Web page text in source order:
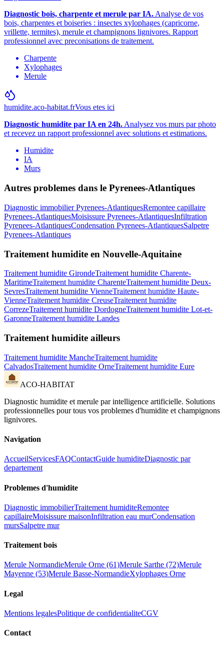
Diagnostic bois, charpente et merule par IA.Analyse de vos
bois, charpentes et boiseries : insectes xylophages (capricorne,
vrillette, termites), merule et champignons lignivores. Rapport
professionnel avec preconisations de traitement.
Charpente
Xylophages
Merule
humidite.aco-habitat.frVous etes ici
Diagnostic humidite par IA en 24h.Analysez vos murs par photo
et recevez un rapport professionnel avec solutions et estimations.
Humidite
IA
Murs
Autres problemes dans le Pyrenees-Atlantiques
Diagnostic immobilier Pyrenees-AtlantiquesRemontee capillaire
Pyrenees-AtlantiquesMoisissure Pyrenees-AtlantiquesInfiltration
Pyrenees-AtlantiquesCondensation Pyrenees-AtlantiquesSalpetre
Pyrenees-Atlantiques
Traitement humidite en Nouvelle-Aquitaine
Traitement humidite GirondeTraitement humidite Charente-
MaritimeTraitement humidite CharenteTraitement humidite Deux-
SevresTraitement humidite VienneTraitement humidite Haute-
VienneTraitement humidite CreuseTraitement humidite
CorrezeTraitement humidite DordogneTraitement humidite Lot-et-
GaronneTraitement humidite Landes
Traitement humidite ailleurs
Traitement humidite MancheTraitement humidite
CalvadosTraitement humidite OrneTraitement humidite Eure
ACO-HABITAT
Diagnostic humidite et merule par intelligence artificielle. Solutions
professionnelles pour tous vos problemes d'humidite et champignons
lignivores.
Navigation
AccueilServicesFAQContactGuide humiditeDiagnostic par
departement
Problemes d'humidite
Diagnostic immobilierTraitement humiditeRemontee
capillaireMoisissure maisonInfiltration eau murCondensation
mursSalpetre mur
Traitement bois
Merule NormandieMerule Orne (61)Merule Sarthe (72)Merule
Mayenne (53)Merule Basse-NormandieXylophages Orne
Legal
Mentions legalesPolitique de confidentialiteCGV
Contact